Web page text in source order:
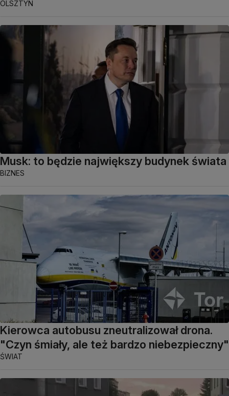
OLSZTYN
Musk: to będzie największy budynek świata
BIZNES
Kierowca autobusu zneutralizował drona.
"Czyn śmiały, ale też bardzo niebezpieczny"
ŚWIAT